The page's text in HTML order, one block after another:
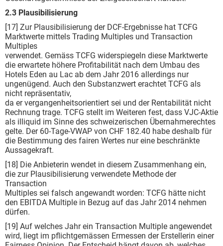
2.3 Plausibilisierung
[17] Zur Plausibilisierung der DCF-Ergebnisse hat TCFG
Marktwerte mittels Trading Multiples und Transaction
Multiples
verwendet. Gemäss TCFG widerspiegeln diese Marktwerte
die erwartete höhere Profitabilität nach dem Umbau des
Hotels Eden au Lac ab dem Jahr 2016 allerdings nur
ungenügend. Auch den Substanzwert erachtet TCFG als
nicht repräsentativ,
da er vergangenheitsorientiert sei und der Rentabilität nicht
Rechnung trage. TCFG stellt im Weiteren fest, dass VJC-Aktie
als illiquid im Sinne des schweizerischen Übernahmerechtes
gelte. Der 60-Tage-VWAP von CHF 182.40 habe deshalb für
die Bestimmung des fairen Wertes nur eine beschränkte
Aussagekraft.
[18] Die Anbieterin wendet in diesem Zusammenhang ein,
die zur Plausibilisierung verwendete Methode der
Transaction
Multiples sei falsch angewandt worden: TCFG hätte nicht
den EBITDA Multiple in Bezug auf das Jahr 2014 nehmen
dürfen.
[19] Auf welches Jahr ein Transaction Multiple angewendet
wird, liegt im pflichtgemässen Ermessen der Erstellerin einer